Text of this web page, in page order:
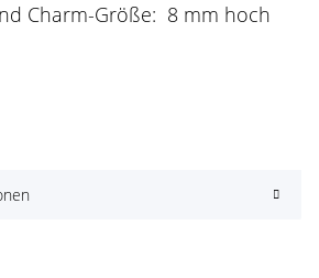
Charm-Größe: 8 mm hoch